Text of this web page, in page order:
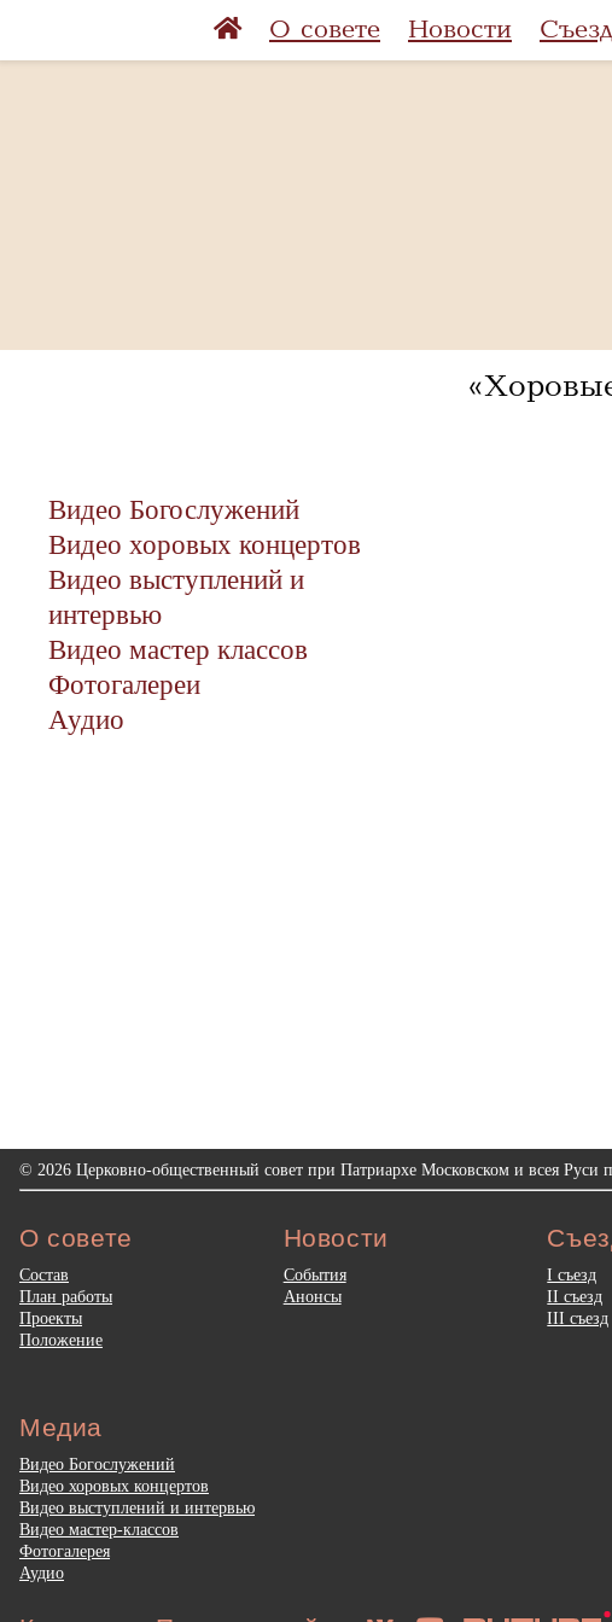
О совете Новости
Видео Богослужений
Видео хоровых концертов
Видео выступлений и
интервью
Видео мастер классов
Фотогалереи
Аудио
© 2026 Церковно-общественный совет при Патриархе Московском и всея Руси
О совете
Состав
План работы
Проекты
Положение
Новости
События
Анонсы
I съезд
II съезд
III съезд
Медиа
Видео Богослужений
Видео хоровых концертов
Видео выступлений и интервью
Видео мастер-классов
Фотогалерея
Аудио